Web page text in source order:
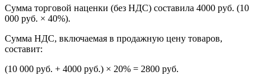
Сумма торговой наценки (без НДС) составила 4000 руб. (10
000 руб. × 40%).
Сумма НДС, включаемая в продажную цену товаров,
составит:
(10 000 руб. + 4000 руб.) × 20% = 2800 руб.